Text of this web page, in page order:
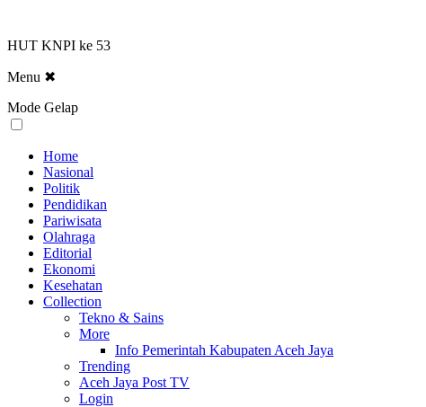
HUT KNPI ke 53
Menu ✖
Mode Gelap
Home
Nasional
Politik
Pendidikan
Pariwisata
Olahraga
Editorial
Ekonomi
Kesehatan
Collection
Tekno & Sains
More
Info Pemerintah Kabupaten Aceh Jaya
Trending
Aceh Jaya Post TV
Login